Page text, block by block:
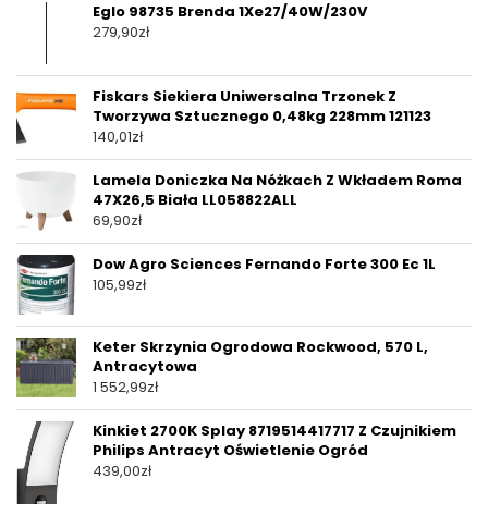
Eglo 98735 Brenda 1Xe27/40W/230V
279,90zł
Fiskars Siekiera Uniwersalna Trzonek Z
Tworzywa Sztucznego 0,48kg 228mm 121123
140,01zł
Lamela Doniczka Na Nóżkach Z Wkładem Roma
47X26,5 Biała LL058822ALL
69,90zł
Dow Agro Sciences Fernando Forte 300 Ec 1L
105,99zł
Keter Skrzynia Ogrodowa Rockwood, 570 L,
Antracytowa
1 552,99zł
Kinkiet 2700K Splay 8719514417717 Z Czujnikiem
Philips Antracyt Oświetlenie Ogród
439,00zł